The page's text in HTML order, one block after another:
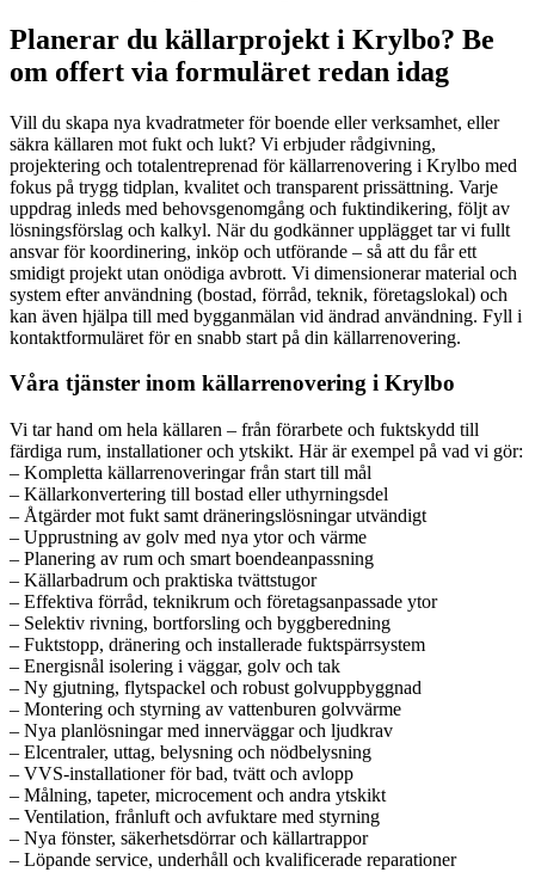
Planerar du källarprojekt i Krylbo? Be
om offert via formuläret redan idag
Vill du skapa nya kvadratmeter för boende eller verksamhet, eller
säkra källaren mot fukt och lukt? Vi erbjuder rådgivning,
projektering och totalentreprenad för källarrenovering i Krylbo med
fokus på trygg tidplan, kvalitet och transparent prissättning. Varje
uppdrag inleds med behovsgenomgång och fuktindikering, följt av
lösningsförslag och kalkyl. När du godkänner upplägget tar vi fullt
ansvar för koordinering, inköp och utförande – så att du får ett
smidigt projekt utan onödiga avbrott. Vi dimensionerar material och
system efter användning (bostad, förråd, teknik, företagslokal) och
kan även hjälpa till med bygganmälan vid ändrad användning. Fyll i
kontaktformuläret för en snabb start på din källarrenovering.
Våra tjänster inom källarrenovering i Krylbo
Vi tar hand om hela källaren – från förarbete och fuktskydd till
färdiga rum, installationer och ytskikt. Här är exempel på vad vi gör:
– Kompletta källarrenoveringar från start till mål
– Källarkonvertering till bostad eller uthyrningsdel
– Åtgärder mot fukt samt dräneringslösningar utvändigt
– Upprustning av golv med nya ytor och värme
– Planering av rum och smart boendeanpassning
– Källarbadrum och praktiska tvättstugor
– Effektiva förråd, teknikrum och företagsanpassade ytor
– Selektiv rivning, bortforsling och byggberedning
– Fuktstopp, dränering och installerade fuktspärrsystem
– Energisnål isolering i väggar, golv och tak
– Ny gjutning, flytspackel och robust golvuppbyggnad
– Montering och styrning av vattenburen golvvärme
– Nya planlösningar med innerväggar och ljudkrav
– Elcentraler, uttag, belysning och nödbelysning
– VVS-installationer för bad, tvätt och avlopp
– Målning, tapeter, microcement och andra ytskikt
– Ventilation, frånluft och avfuktare med styrning
– Nya fönster, säkerhetsdörrar och källartrappor
– Löpande service, underhåll och kvalificerade reparationer